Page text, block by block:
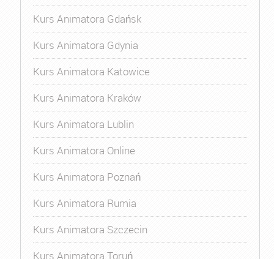
Kurs Animatora Gdańsk
Kurs Animatora Gdynia
Kurs Animatora Katowice
Kurs Animatora Kraków
Kurs Animatora Lublin
Kurs Animatora Online
Kurs Animatora Poznań
Kurs Animatora Rumia
Kurs Animatora Szczecin
Kurs Animatora Toruń